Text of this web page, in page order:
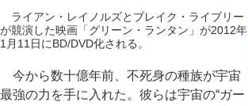
ライアン・レイノルズとブレイク・ライブリー
が競演した映画「グリーン・ランタン」が2012年
1月11日にBD/DVD化される。
今から数十億年前、不死身の種族が宇宙
最強の力を手に入れた。彼らは宇宙の“ガー